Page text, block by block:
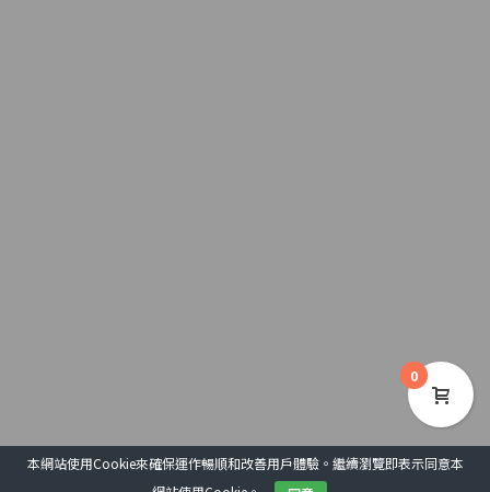
0
本網站使用Cookie來確保運作暢順和改善用戶體驗。繼續瀏覽即表示同意本